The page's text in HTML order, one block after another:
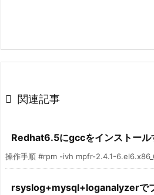
 関連記事
Redhat6.5にgccをインストール
操作手順 #rpm -ivh mpfr-2.4.1-
rsyslog+mysql+loganalyzerで